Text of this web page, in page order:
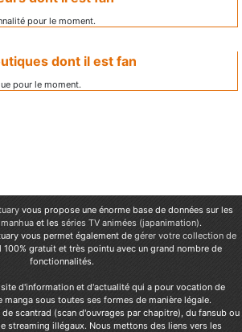
pour le moment.
dont il est fan
pour le moment.
vous propose une énorme base de données sur les
manhuaet les séries TV animées (japanimation).
vous permet également de gérer votre collection de
100% gratuit et très pointu avec un grand nombre de
fonctionnalités.
site d'information et d'actualité qui a pour vocation de
sous toutes ses formes de manière légale.
scantrad (scan d'ouvrages par chapitre), du fansub ou
streaming illégaux. Nous mettons des liens vers les